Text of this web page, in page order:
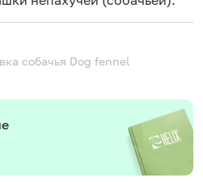
собачья Dog fennel